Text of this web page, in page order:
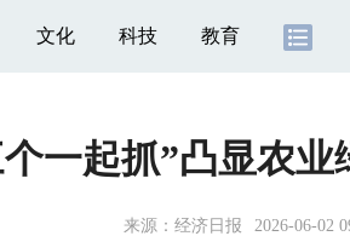
文化 科技 教育
一起抓”凸显农业
来源： 经济日报 2026-06-02